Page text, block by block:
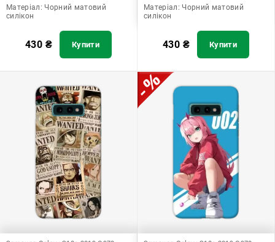
Матеріал: Чорний матовий
силікон
430 ₴ Купити
Матеріал: Чорний матовий
силікон
430 ₴ Купити